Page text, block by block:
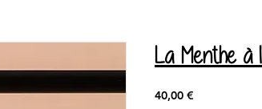
La Menthe à
40,00 €